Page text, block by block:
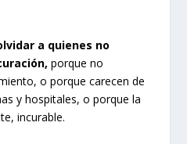
a quienes no
porque no
o porque carecen de
y hospitales, o porque la
incurable.